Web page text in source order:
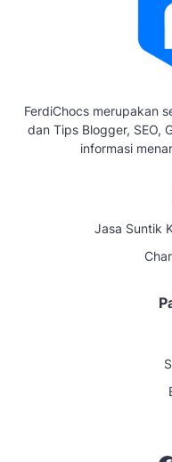
FerdiChocs merupakan
dan Tips Blogger, SEO,
informasi
Jasa Suntik